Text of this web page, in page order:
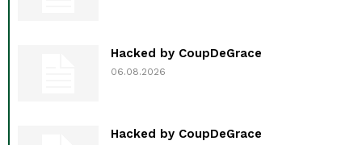
Hacked by CoupDeGrace
06.08.2026
Hacked by CoupDeGrace